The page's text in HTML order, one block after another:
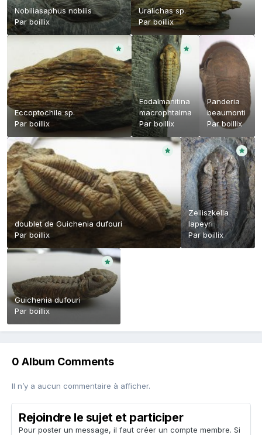
Nobiliasaphus nobilis
Parboillix
Uralichas sp.
Parboillix
Eccoptochile sp.
Parboillix
Eodalmanitina
macrophtalma
Parboillix
Panderia
beaumonti
Parboillix
doublet de Guichenia dufouri
Par boillix
Zelliszkella
lapeyri
Parboillix
Guichenia dufouri
Par boillix
0 Album Comments
Il n’y a aucun commentaire à afficher.
Rejoindre le sujet et participer
Pour poster un message, il faut créer un compte membre. Si